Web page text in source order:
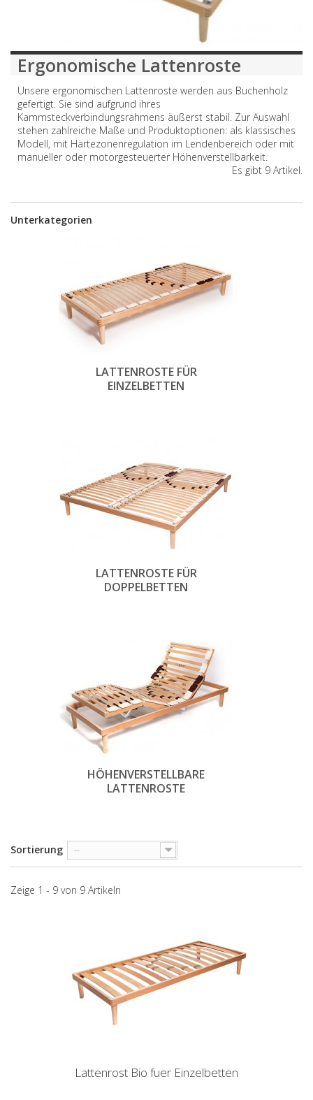
Ergonomische Lattenroste
Unsere ergonomischen Lattenroste werden aus Buchenholz
gefertigt. Sie sind aufgrund ihres
Kammsteckverbindungsrahmens äußerst stabil. Zur Auswahl
stehen zahlreiche Maße und Produktoptionen: als klassisches
Modell, mit Härtezonenregulation im Lendenbereich oder mit
manueller oder motorgesteuerter Höhenverstellbarkeit.
Es gibt 9 Artikel.
Unterkategorien
LATTENROSTE FÜR
EINZELBETTEN
LATTENROSTE FÜR
DOPPELBETTEN
HÖHENVERSTELLBARE
LATTENROSTE
Sortierung --
Zeige 1 - 9 von 9 Artikeln
Lattenrost Bio fuer Einzelbetten